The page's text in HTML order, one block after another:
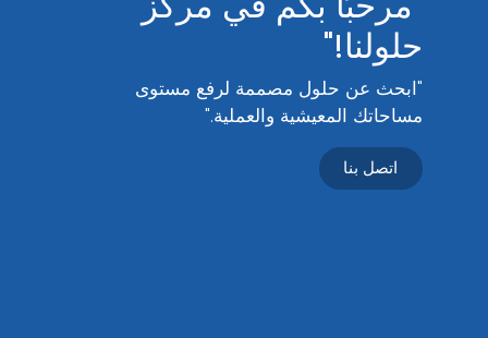
حلولنا!"
"ابحث عن حلول مصممة لرفع مستوى
مساحاتك المعيشية والعملية."
اتصل بنا